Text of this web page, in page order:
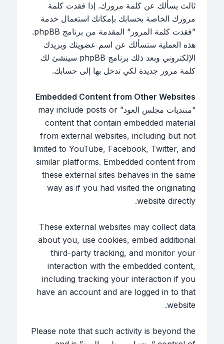
ثالث يسألك عن كلمة مرورك. إذا فقدت كلمة
مرورك الخاصة بحسابك بإمكانك استعمال خدمة
”فقدت كلمة المرور“ المقدمة من برنامج phpBB.
هذه العملية ستسألك عن اسم عضويتك وبريدك
الإلكتروني وبعد ذلك برنامج phpBB سينشئ لك
كلمة مرور جديدة لكي تدخل بها إلى حسابك.
Embedded Content from Other Websites
“منتديات مجلس العود” may include posts or
content that contain embedded material
from external websites, including but not
limited to YouTube, Facebook, Twitter, and
similar platforms. Embedded content from
these external sites behaves in the same
way as if you had visited the originating
website directly.
These external websites may collect data
about you, use cookies, embed additional
third-party tracking, and monitor your
interaction with the embedded content,
including tracking your interaction if you
have an account and are logged in to that
website.
Please note that such activity is beyond the